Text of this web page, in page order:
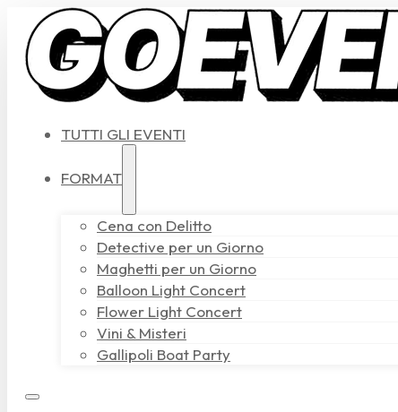
TUTTI GLI EVENTI
FORMAT
Cena con Delitto
Detective per un Giorno
Maghetti per un Giorno
Balloon Light Concert
Flower Light Concert
Vini & Misteri
Gallipoli Boat Party